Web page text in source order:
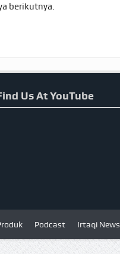
berikutnya.
Us At YouTube
Podcast Irtaqi News